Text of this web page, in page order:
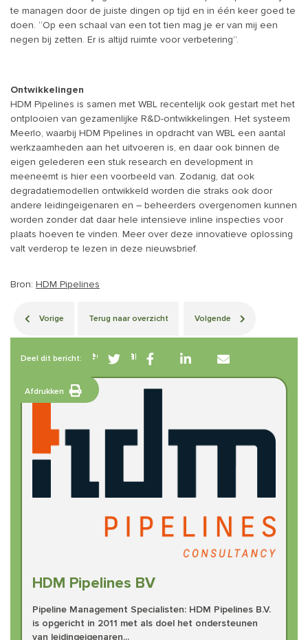
Betrokken leden van BIG
HDM Pipelines BV
Pipeline Management Specialisten: HDM Pipelines B.V.
is opgericht in 2011 met als doel het ondersteunen
van leidingeigenaren...
te managen door de juiste dingen op tijd en in één keer goed te
doen. “Op een schaal van een tot tien mag je er van mij een
negen bij zetten. Er is altijd ruimte voor verbetering”.
Ontwikkelingen
HDM Pipelines is samen met WBL recentelijk ook gestart met het
ontplooien van gezamenlijke R&D-ontwikkelingen. Het systeem
Meerlo, waarbij HDM Pipelines in opdracht van WBL een aantal
werkzaamheden aan het uitvoeren is, en daar ook binnen de
eigen gelederen een stuk research en development in
meeneemt is hier een voorbeeld van. Zodanig, dat ook
degradatiemodellen ontwikkeld worden die straks ook door
andere leidingeigenaren en – beheerders overgenomen kunnen
worden zonder dat daar hele intensieve inline inspecties voor
plaats hoeven te vinden. Meer over deze innovatieve oplossing
valt verderop te lezen in deze nieuwsbrief.
Bron: HDM Pipelines
Vorige Terug naar overzicht Volgende
Deel dit bericht:
Afdrukken